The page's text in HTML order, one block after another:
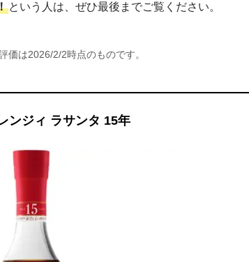
という人は、ぜひ最後までご覧ください。
価は2026/2/2時点のものです。
ンジィ ラサンタ 15年